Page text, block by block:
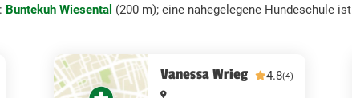
Buntekuh Wiesental (200 m); eine nahegelegene Hundeschule ist
Vanessa Wrieg 4.8(4)